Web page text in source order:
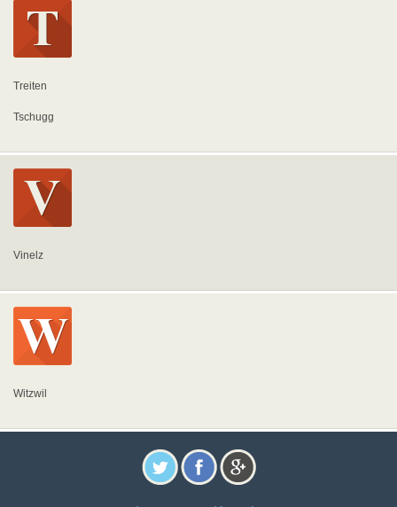
Treiten
Tschugg
Vinelz
Witzwil